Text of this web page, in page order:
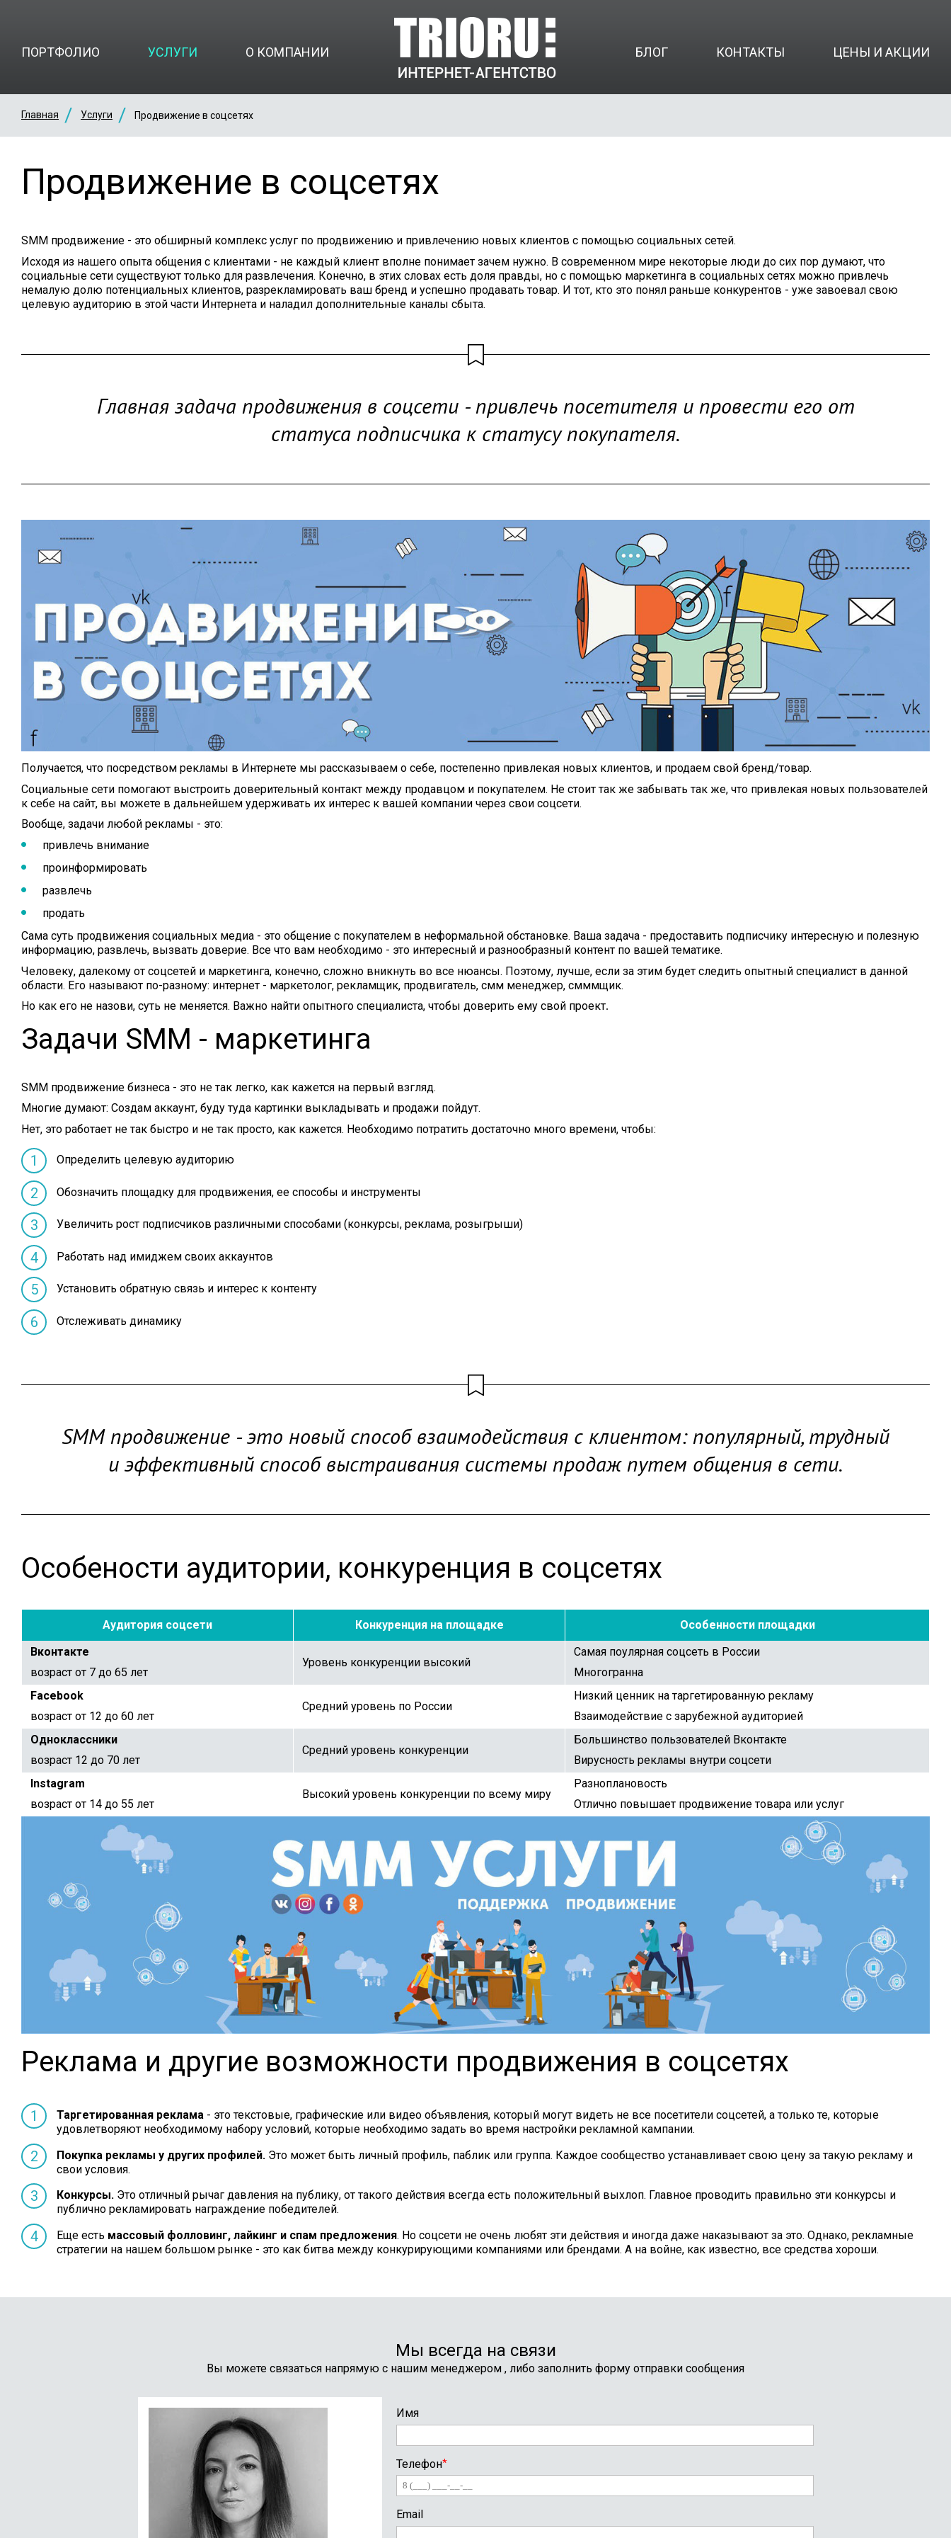
ПОРТФОЛИО УСЛУГИ О КОМПАНИИ БЛОГ КОНТАКТЫ ЦЕНЫ И АКЦИИ
Главная Услуги Продвижение в соцсетях
Продвижение в соцсетях
SMM продвижение - это обширный комплекс услуг по продвижению и привлечению новых клиентов с помощью социальных сетей.
Исходя из нашего опыта общения с клиентами - не каждый клиент вполне понимает зачем нужно. В современном мире некоторые люди до сих пор думают, что
социальные сети существуют только для развлечения. Конечно, в этих словах есть доля правды, но с помощью маркетинга в социальных сетях можно привлечь
немалую долю потенциальных клиентов, разрекламировать ваш бренд и успешно продавать товар. И тот, кто это понял раньше конкурентов - уже завоевал свою
целевую аудиторию в этой части Интернета и наладил дополнительные каналы сбыта.
Главная задача продвижения в соцсети - привлечь посетителя и провести его от
статуса подписчика к статусу покупателя.
Получается, что посредством рекламы в Интернете мы рассказываем о себе, постепенно привлекая новых клиентов, и продаем свой бренд/товар.
Социальные сети помогают выстроить доверительный контакт между продавцом и покупателем. Не стоит так же забывать так же, что привлекая новых пользователей
к себе на сайт, вы можете в дальнейшем удерживать их интерес к вашей компании через свои соцсети.
Вообще, задачи любой рекламы - это:
привлечь внимание
проинформировать
развлечь
продать
Сама суть продвижения социальных медиа - это общение с покупателем в неформальной обстановке. Ваша задача - предоставить подписчику интересную и полезную
информацию, развлечь, вызвать доверие. Все что вам необходимо - это интересный и разнообразный контент по вашей тематике.
Человеку, далекому от соцсетей и маркетинга, конечно, сложно вникнуть во все нюансы. Поэтому, лучше, если за этим будет следить опытный специалист в данной
области. Его называют по-разному: интернет - маркетолог, рекламщик, продвигатель, смм менеджер, смммщик.
Но как его не назови, суть не меняется. Важно найти опытного специалиста, чтобы доверить ему свой проект.
Задачи SMM - маркетинга
SMM продвижение бизнеса - это не так легко, как кажется на первый взгляд.
Многие думают: Создам аккаунт, буду туда картинки выкладывать и продажи пойдут.
Нет, это работает не так быстро и не так просто, как кажется. Необходимо потратить достаточно много времени, чтобы:
Определить целевую аудиторию
Обозначить площадку для продвижения, ее способы и инструменты
Увеличить рост подписчиков различными способами (конкурсы, реклама, розыгрыши)
Работать над имиджем своих аккаунтов
Установить обратную связь и интерес к контенту
Отслеживать динамику
SMM продвижение - это новый способ взаимодействия с клиентом: популярный, трудный
и эффективный способ выстраивания системы продаж путем общения в сети.
Особености аудитории, конкуренция в соцсетях
Аудитория соцсети Конкуренция на площадке
Особенности площадки
Вконтакте
возраст от 7 до 65 лет
Уровень конкуренции высокий
Самая поулярная соцсеть в России
Многогранна
Facebook
возраст от 12 до 60 лет
Средний уровень по России
Низкий ценник на таргетированную рекламу
Взаимодействие с зарубежной аудиторией
Одноклассники
возраст 12 до 70 лет
Средний уровень конкуренции
Большинство пользователей Вконтакте
Вирусность рекламы внутри соцсети
Instagram
возраст от 14 до 55 лет
Высокий уровень конкуренции по всему миру
Разноплановость
Отлично повышает продвижение товара или услуг
Реклама и другие возможности продвижения в соцсетях
Таргетированная реклама - это текстовые, графические или видео объявления, который могут видеть не все посетители соцсетей, а только те, которые
удовлетворяют необходимому набору условий, которые необходимо задать во время настройки рекламной кампании.
Покупка рекламы у других профилей. Это может быть личный профиль, паблик или группа. Каждое сообщество устанавливает свою цену за такую рекламу и
свои условия.
Конкурсы. Это отличный рычаг давления на публику, от такого действия всегда есть положительный выхлоп. Главное проводить правильно эти конкурсы и
публично рекламировать награждение победителей.
Еще есть массовый фолловинг, лайкинг и спам предложения. Но соцсети не очень любят эти действия и иногда даже наказывают за это. Однако, рекламные
стратегии на нашем большом рынке - это как битва между конкурирующими компаниями или брендами. А на войне, как известно, все средства хороши.
Мы всегда на связи
Вы можете связаться напрямую с нашим менеджером , либо заполнить форму отправки сообщения
Имя
Телефон*
Email